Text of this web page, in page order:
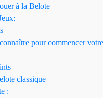
à la Belote
pour commencer votre
classique
: